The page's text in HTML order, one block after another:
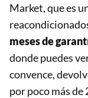
Market, que es
meses de
donde puedes
convence,
por poco más